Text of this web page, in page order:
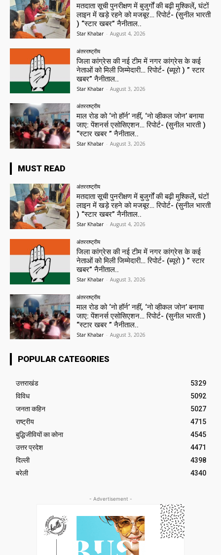
मतदाता सूची पुनरीक्षण में बुजुर्गों की बढ़ी मुश्किलें, घंटों
लाइन में खड़े रहने को मजबूर… रिपोर्ट- (सुनील भारती
) “स्टार खबर” नैनीताल..
Star Khabar - August 4, 2026
अंतरराष्ट्रीय
जिला कांग्रेस की नई टीम में नगर कांग्रेस के कई
नेताओं को मिली जिम्मेदारी… रिपोर्ट- (ब्यूरो ) ” स्टार
खबर” नैनीताल..
Star Khabar - August 3, 2026
अंतरराष्ट्रीय
माल रोड को ‘नो हॉर्न’ नहीं, ‘नो व्हीकल जोन’ बनाया
जाए: पेंशनर्स एसोसिएशन… रिपोर्ट- (सुनील भारती )
“स्टार खबर ” नैनीताल..
Star Khabar - August 3, 2026
MUST READ
अंतरराष्ट्रीय
मतदाता सूची पुनरीक्षण में बुजुर्गों की बढ़ी मुश्किलें, घंटों
लाइन में खड़े रहने को मजबूर… रिपोर्ट- (सुनील भारती
) “स्टार खबर” नैनीताल..
Star Khabar - August 4, 2026
अंतरराष्ट्रीय
जिला कांग्रेस की नई टीम में नगर कांग्रेस के कई
नेताओं को मिली जिम्मेदारी… रिपोर्ट- (ब्यूरो ) ” स्टार
खबर” नैनीताल..
Star Khabar - August 3, 2026
अंतरराष्ट्रीय
माल रोड को ‘नो हॉर्न’ नहीं, ‘नो व्हीकल जोन’ बनाया
जाए: पेंशनर्स एसोसिएशन… रिपोर्ट- (सुनील भारती )
“स्टार खबर ” नैनीताल..
Star Khabar - August 3, 2026
POPULAR CATEGORIES
उत्तराखंड
5329
विविध
5092
जनता कहिन
5027
राष्ट्रीय
4715
बुद्धिजीवियों का कोना
4545
उत्तर प्रदेश
4471
दिल्ली
4398
बरेली
4340
- Advertisement -